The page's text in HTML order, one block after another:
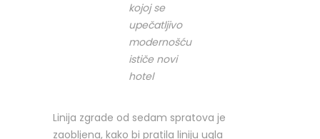
kojoj se
upečatljivo
modernošću
ističe novi
hotel
Linija zgrade od sedam spratova je
zaobljena, kako bi pratila liniju ugla